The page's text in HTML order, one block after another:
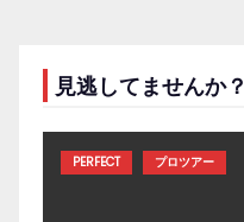
見逃してませんか？
PERFECT プロツアー